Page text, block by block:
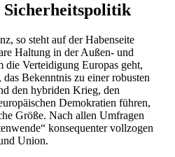
Sicherheitspolitik
so steht auf der Haben­seite
Haltung in der Außen- und
die Vertei­digung Europas geht,
Bekenntnis zu einer robusten
den hybriden Krieg, den
Demokratien führen,
Größe. Nach allen Umfragen
konse­quenter vollzogen
Union.